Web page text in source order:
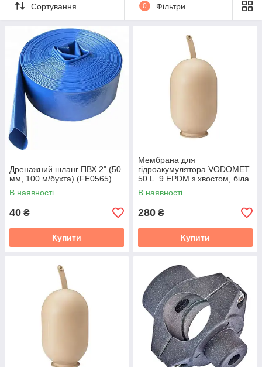
Сортування 0 Фільтри
Дренажний шланг ПВХ 2" (50
мм, 100 м/бухта) (FE0565)
В наявності
40 ₴
Купити
Мембрана для
гідроакумулятора VODOMET
50 L. 9 EPDM з хвостом, біла
(VO4304)
В наявності
280 ₴
Купити